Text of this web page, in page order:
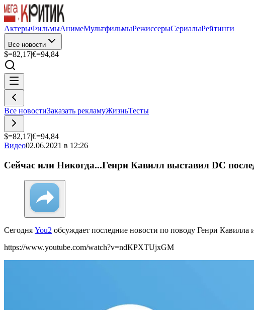
АктерыФильмыАнимеМультфильмыРежиссерыСериалыРейтинги
Все новости
$=82,17|€=94,84
Все новостиЗаказать рекламуЖизньТесты
$=82,17|€=94,84
Видео02.06.2021 в 12:26
Сейчас или Никогда...Генри Кавилл выставил DC
Сегодня You2 обсуждает последние новости по поводу Генри Кавилла
https://www.youtube.com/watch?v=ndKPXTUjxGM